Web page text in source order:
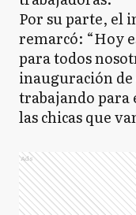
Por su parte, el
remarcó: “Hoy
para todos
inauguración de
trabajando para
las chicas que
Ads